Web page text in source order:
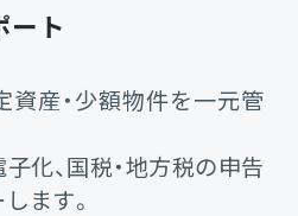
ング
ート
産・少額物件を一元管
化、国税・地方税の申告
ます。